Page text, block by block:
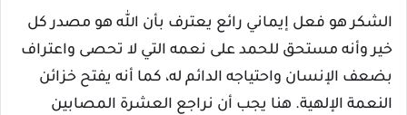
الشكر هو فعل إيماني رائع يعترف بأن الله هو مصدر كل
خير وأنه مستحق للحمد على نعمه التي لا تحصى واعتراف
بضعف الإنسان واحتياجه الدائم له، كما أنه يفتح خزائن
النعمة الإلهية. هنا يجب أن نراجع العشرة المصابين